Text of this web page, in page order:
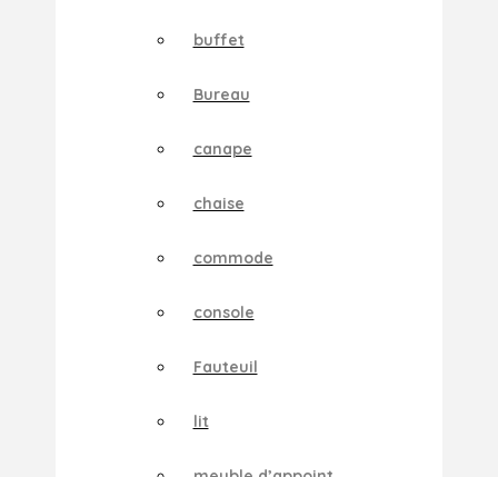
buffet
Bureau
canape
chaise
commode
console
Fauteuil
lit